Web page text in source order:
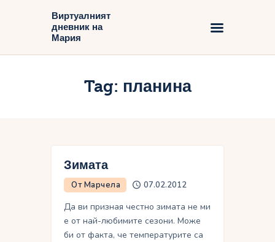
Виртуалният
дневник на
Мария
Tag: планина
Виртуалният дневник на Мария
Зимата
От Марчела 07.02.2012
Да ви призная честно зимата не ми
е от най-любимите сезони. Може
би от факта, че температурите са